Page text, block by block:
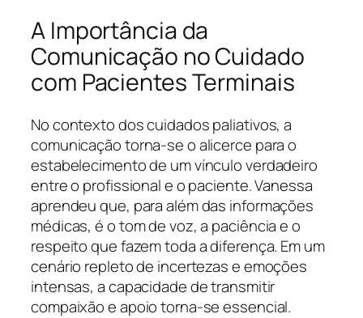
A Importância da
Comunicação no Cuidado
com Pacientes Terminais
No contexto dos cuidados paliativos, a
comunicação torna-se o alicerce para o
estabelecimento de um vínculo verdadeiro
entre o profissional e o paciente. Vanessa
aprendeu que, para além das informações
médicas, é o tom de voz, a paciência e o
respeito que fazem toda a diferença. Em um
cenário repleto de incertezas e emoções
intensas, a capacidade de transmitir
compaixão e apoio torna-se essencial.